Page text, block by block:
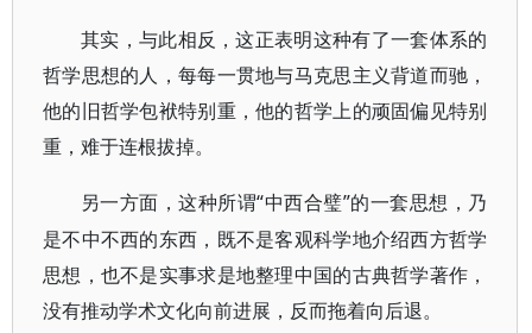
其实，与此相反，这正表明这种有了一套体系的
哲学思想的人，每每一贯地与马克思主义背道而驰，
他的旧哲学包袱特别重，他的哲学上的顽固偏见特别
重，难于连根拔掉。
另一方面，这种所谓“中西合璧”的一套思想，乃
是不中不西的东西，既不是客观科学地介绍西方哲学
思想，也不是实事求是地整理中国的古典哲学著作，
没有推动学术文化向前进展，反而拖着向后退。